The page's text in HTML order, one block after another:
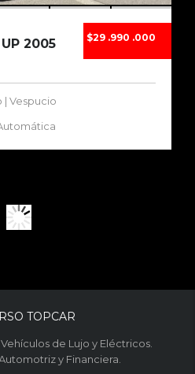
$29 .990 .000
2005
| Vespucio
TOPCAR
de Lujo y Eléctricos.
y Financiera.